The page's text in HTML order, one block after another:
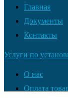
Главная
Документы
Контакты
Услуги по
О нас
Оплата